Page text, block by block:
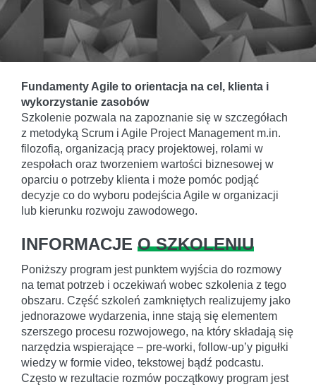
Fundamenty Agile to orientacja na cel, klienta i
wykorzystanie zasobów
Szkolenie pozwala na zapoznanie się w szczegółach
z metodyką Scrum i Agile Project Management m.in.
filozofią, organizacją pracy projektowej, rolami w
zespołach oraz tworzeniem wartości biznesowej w
oparciu o potrzeby klienta i może pomóc podjąć
decyzje co do wyboru podejścia Agile w organizacji
lub kierunku rozwoju zawodowego.
INFORMACJE O SZKOLENIU
Poniższy program jest punktem wyjścia do rozmowy
na temat potrzeb i oczekiwań wobec szkolenia z tego
obszaru. Część szkoleń zamkniętych realizujemy jako
jednorazowe wydarzenia, inne stają się elementem
szerszego procesu rozwojowego, na który składają się
narzędzia wspierające – pre-worki, follow-up’y pigułki
wiedzy w formie video, tekstowej bądź podcastu.
Często w rezultacie rozmów początkowy program jest